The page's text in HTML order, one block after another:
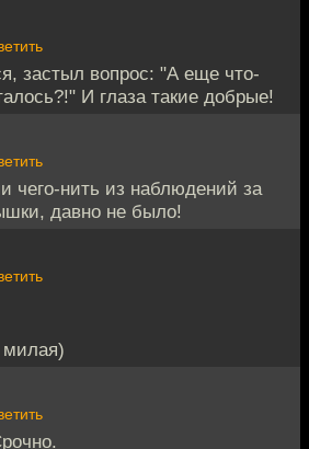
застыл вопрос: "А еще что-
И глаза такие добрые!
нить из наблюдений за
давно не было!
милая)